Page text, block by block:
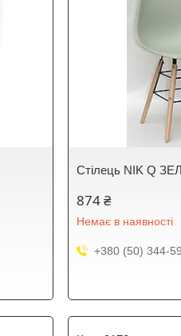
Стілець NIK Q
874 ₴
Немає в наявності
+380 (50) 344-